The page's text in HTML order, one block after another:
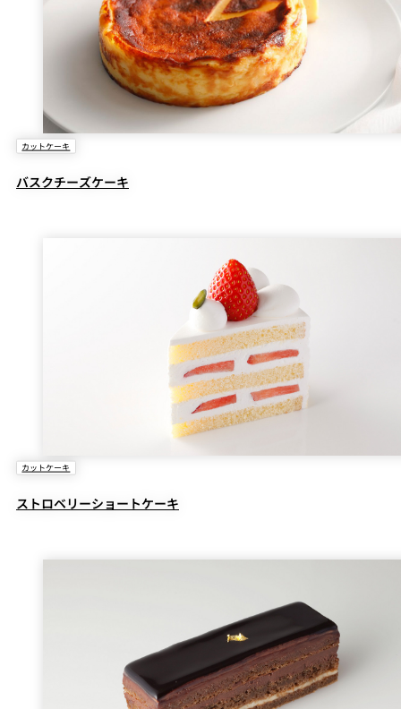
カットケーキ
バスクチーズケーキ
カットケーキ
ストロベリーショートケーキ